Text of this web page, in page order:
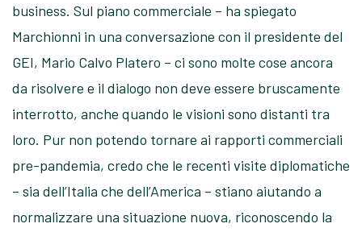
business. Sul piano commerciale – ha spiegato
Marchionni in una conversazione con il presidente del
GEI, Mario Calvo Platero – ci sono molte cose ancora
da risolvere e il dialogo non deve essere bruscamente
interrotto, anche quando le visioni sono distanti tra
loro. Pur non potendo tornare ai rapporti commerciali
pre-pandemia, credo che le recenti visite diplomatiche
– sia dell’Italia che dell’America – stiano aiutando a
normalizzare una situazione nuova, riconoscendo la